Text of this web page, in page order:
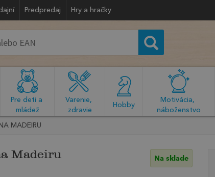
Predpredaj Hry a hračky
Pre deti a
mládež
Varenie,
zdravie
Hobby
Motivácia,
náboženstvo
MADEIRU
Madeiru Na sklade